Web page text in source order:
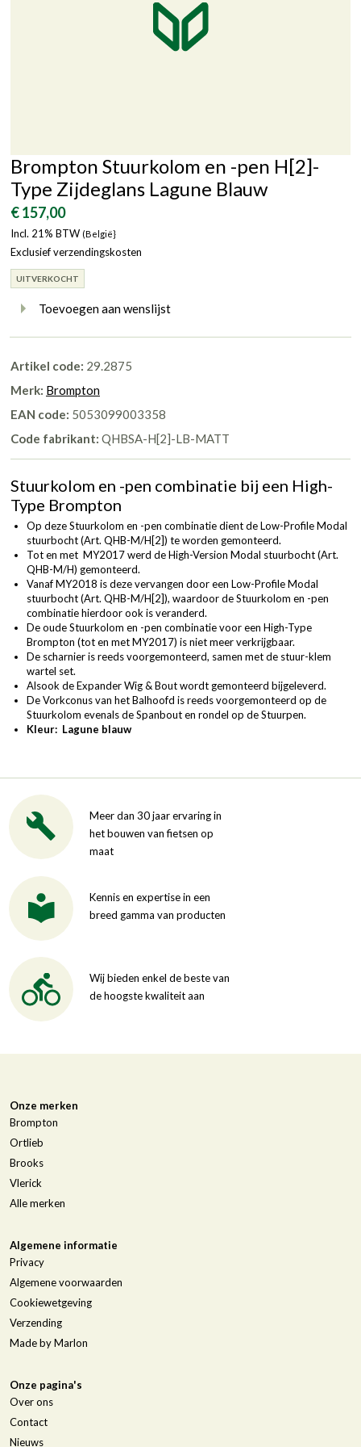
Brompton Stuurkolom en -pen H[2]-
Type Zijdeglans Lagune Blauw
€ 157,00
Incl. 21% BTW (België}
Exclusief verzendingskosten
UITVERKOCHT
Toevoegen aan wenslijst
Artikel code: 29.2875
Merk: Brompton
EAN code: 5053099003358
Code fabrikant: QHBSA-H[2]-LB-MATT
Stuurkolom en -pen combinatie bij een High-
Type Brompton
Op deze Stuurkolom en -pen combinatie dient de Low-Profile Modal
stuurbocht (Art. QHB-M/H[2]) te worden gemonteerd.
Tot en met MY2017 werd de High-Version Modal stuurbocht (Art.
QHB-M/H) gemonteerd.
Vanaf MY2018 is deze vervangen door een Low-Profile Modal
stuurbocht (Art. QHB-M/H[2]), waardoor de Stuurkolom en -pen
combinatie hierdoor ook is veranderd.
De oude Stuurkolom en -pen combinatie voor een High-Type
Brompton (tot en met MY2017) is niet meer verkrijgbaar.
De scharnier is reeds voorgemonteerd, samen met de stuur-klem
wartel set.
Alsook de Expander Wig & Bout wordt gemonteerd bijgeleverd.
De Vorkconus van het Balhoofd is reeds voorgemonteerd op de
Stuurkolom evenals de Spanbout en rondel op de Stuurpen.
Kleur: Lagune blauw
Meer dan 30 jaar ervaring in
het bouwen van fietsen op
maat
Kennis en expertise in een
breed gamma van producten
Wij bieden enkel de beste van
de hoogste kwaliteit aan
Onze merken
Brompton
Ortlieb
Brooks
Vlerick
Alle merken
Algemene informatie
Privacy
Algemene voorwaarden
Cookiewetgeving
Verzending
Made by Marlon
Onze pagina's
Over ons
Contact
Nieuws